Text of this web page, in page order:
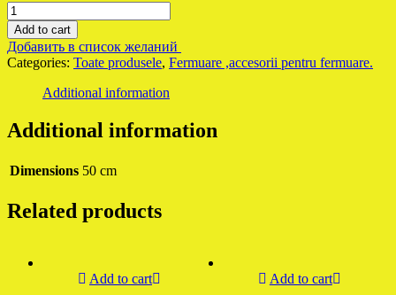
30.00 MDL.
Fermuare,accesorii
pentru
fermuare.
quantity
Add to cart
Добавить в список желаний
Categories: Toate produsele, Fermuare ,accesorii pentru fermuare.
Additional information
Additional information
Dimensions 50 cm
Related products
Add to cart Add to cart